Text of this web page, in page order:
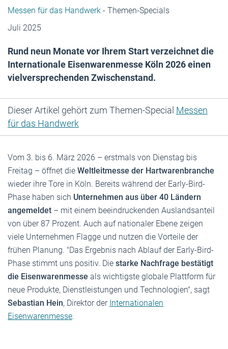
Messen für das Handwerk - Themen-Specials
Juli 2025
Rund neun Monate vor Ihrem Start verzeichnet die
Internationale Eisenwarenmesse Köln 2026 einen
vielversprechenden Zwischenstand.
Dieser Artikel gehört zum Themen-Special Messen
für das Handwerk
Vom 3. bis 6. März 2026 – erstmals von Dienstag bis
Freitag – öffnet die Weltleitmesse der Hartwarenbranche
wieder ihre Tore in Köln. Bereits während der Early-Bird-
Phase haben sich Unternehmen aus über 40 Ländern
angemeldet – mit einem beeindruckenden Auslandsanteil
von über 87 Prozent. Auch auf nationaler Ebene zeigen
viele Unternehmen Flagge und nutzen die Vorteile der
frühen Planung. "Das Ergebnis nach Ablauf der Early-Bird-
Phase stimmt uns positiv. Die starke Nachfrage bestätigt
die Eisenwarenmesse als wichtigste globale Plattform für
neue Produkte, Dienstleistungen und Technologien", sagt
Sebastian Hein, Direktor der Internationalen
Eisenwarenmesse.